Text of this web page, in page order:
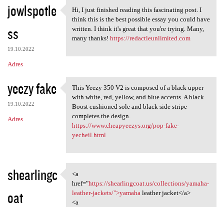
jowlspotle
ss
19.10.2022
Adres
Hi, I just finished reading
Hi, I just finished reading this fascinating post. I
think this is the best possible essay you could have
written. I think it's great that you're trying. Many,
many thanks! https://redactleunlimited.com
yeezy fake
19.10.2022
Adres
This Yeezy 350 V2 is composed
This Yeezy 350 V2 is composed of a black upper
with white, red, yellow, and blue accents. A black
Boost cushioned sole and black side stripe
completes the design.
https://www.cheapyeezys.org/pop-fake-
yecheil.html
shearlingc
oat
<a href="https:/
<a
href="https://shearlingcoat.us/collections/yamaha-
leather-jackets/">yamahaleather jacket</a>
<a